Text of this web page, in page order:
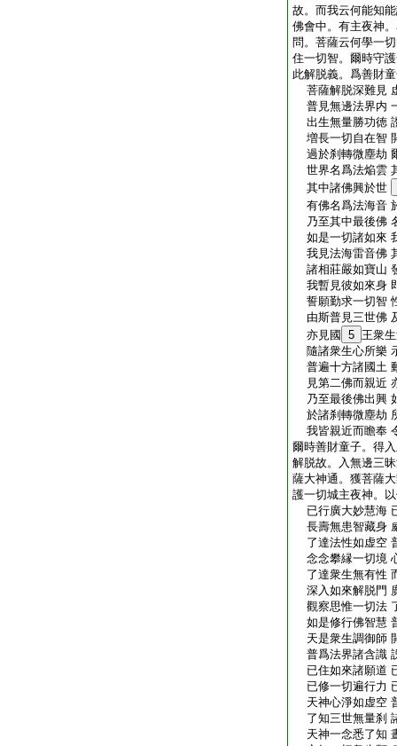
故。而我云何能知
佛會中。有主夜神
問。菩薩云何學一
住一切智。爾時守
此解脱義。爲善財
菩薩解脱深難見
普見無邊法界内
出生無量勝功徳
増長一切自在智
過於刹轉微塵劫
世界名爲法焔雲
其中諸佛興於世
有佛名爲法海音
乃至其中最後佛
如是一切諸如來
我見法海雷音佛
諸相莊嚴如寶山
我暫見彼如來身
誓願勤求一切智
由斯普見三世佛
亦見國
5 王衆
隨諸衆生心所樂
普遍十方諸國土
見第二佛而親近
乃至最後佛出興
於諸刹轉微塵劫
我皆親近而瞻奉
爾時善財童子。得
解脱故。入無邊三
薩大神通。獲菩薩
護一切城主夜神。
已行廣大妙慧海
長壽無患智藏身
了達法性如虚空
念念攀縁一切境
了達衆生無有性
深入如來解脱門
觀察思惟一切法
如是修行佛智慧
天是衆生調御師
普爲法界諸含識
已住如來諸願道
已修一切遍行力
天神心淨如虚空
了知三世無量刹
天神一念悉了知